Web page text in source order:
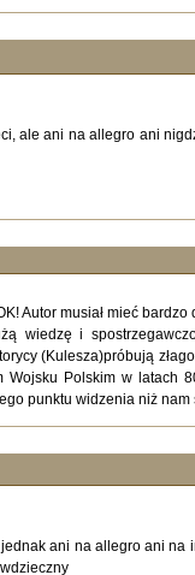
ale ani na allegro ani
Autor musiał mieć
wiedzę i
(Kulesza)próbują
Wojsku Polskim w latach
punktu widzenia niż
ani na allegro ani